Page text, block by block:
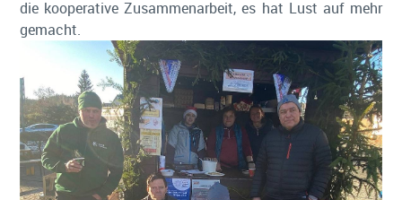
die kooperative Zusammenarbeit, es hat Lust auf mehr
gemacht.